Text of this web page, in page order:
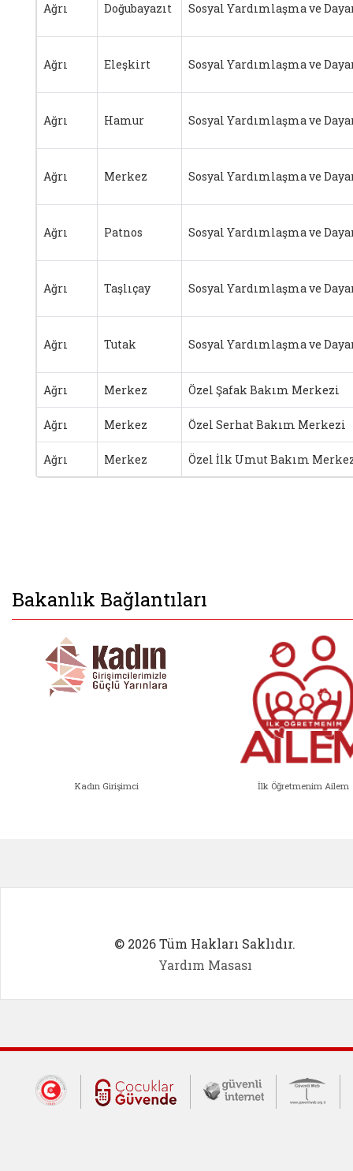
Ağrı Doğubayazıt Sosyal Yardımlaşma ve
Ağrı Eleşkirt Sosyal Yardımlaşma ve
Ağrı Hamur Sosyal Yardımlaşma ve
Ağrı Merkez Sosyal Yardımlaşma ve
Ağrı Patnos Sosyal Yardımlaşma ve
Ağrı Taşlıçay Sosyal Yardımlaşma ve
Ağrı Tutak Sosyal Yardımlaşma ve
Ağrı Merkez Özel Şafak Bakım Merkezi
Ağrı Merkez Özel Serhat Bakım Merkezi
Ağrı Merkez Özel İlk Umut Bakım
Bakanlık Bağlantıları
Kadın Girişimci İlk Öğretmenim Ailem
© 2026 Tüm Hakları Saklıdır.
Yardım Masası
Dış Bağlantılar
Cumhurbaşkanlığı İletişim Merkezi
Çocuklar Güvende (yeni
Güvenli